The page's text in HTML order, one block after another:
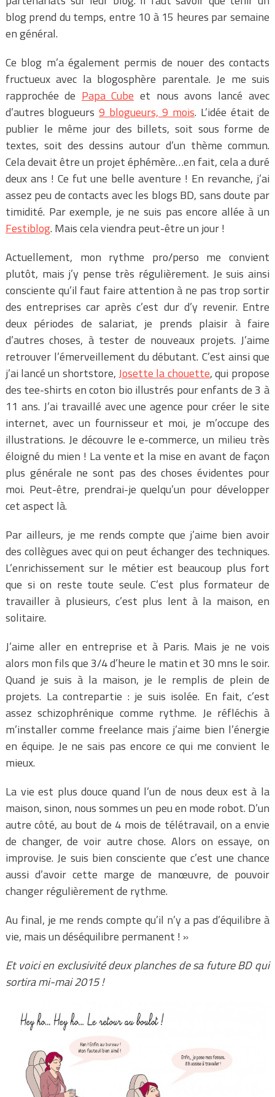
blog prend du temps, entre 10 à 15 heures par semaine
en général.
Ce blog m’a également permis de nouer des contacts
fructueux avec la blogosphère parentale. Je me suis
rapprochée de Papa Cube et nous avons lancé avec
d’autres blogueurs 9 blogueurs, 9 mois. L’idée était de
publier le même jour des billets, soit sous forme de
textes, soit des dessins autour d’un thème commun.
Cela devait être un projet éphémère…en fait, cela a duré
deux ans ! Ce fut une belle aventure ! En revanche, j’ai
assez peu de contacts avec les blogs BD, sans doute par
timidité. Par exemple, je ne suis pas encore allée à un
Festiblog. Mais cela viendra peut-être un jour !
Actuellement, mon rythme pro/perso me convient
plutôt, mais j’y pense très régulièrement. Je suis ainsi
consciente qu’il faut faire attention à ne pas trop sortir
des entreprises car après c’est dur d’y revenir. Entre
deux périodes de salariat, je prends plaisir à faire
d’autres choses, à tester de nouveaux projets. J’aime
retrouver l’émerveillement du débutant. C’est ainsi que
j’ai lancé un shortstore,Josette la chouette, qui propose
des tee-shirts en coton bio illustrés pour enfants de 3 à
11 ans. J’ai travaillé avec une agence pour créer le site
internet, avec un fournisseur et moi, je m’occupe des
illustrations. Je découvre le e-commerce, un milieu très
éloigné du mien ! La vente et la mise en avant de façon
plus générale ne sont pas des choses évidentes pour
moi. Peut-être, prendrai-je quelqu’un pour développer
cet aspect là.
Par ailleurs, je me rends compte que j’aime bien avoir
des collègues avec qui on peut échanger des techniques.
L’enrichissement sur le métier est beaucoup plus fort
que si on reste toute seule. C’est plus formateur de
travailler à plusieurs, c’est plus lent à la maison, en
solitaire.
J’aime aller en entreprise et à Paris. Mais je ne vois
alors mon fils que 3/4 d’heure le matin et 30 mns le soir.
Quand je suis à la maison, je le remplis de plein de
projets. La contrepartie : je suis isolée. En fait, c’est
assez schizophrénique comme rythme. Je réfléchis à
m’installer comme freelance mais j’aime bien l’énergie
en équipe. Je ne sais pas encore ce qui me convient le
mieux.
La vie est plus douce quand l’un de nous deux est à la
maison, sinon, nous sommes un peu en mode robot. D’un
autre côté, au bout de 4 mois de télétravail, on a envie
de changer, de voir autre chose. Alors on essaye, on
improvise. Je suis bien consciente que c’est une chance
aussi d’avoir cette marge de manœuvre, de pouvoir
changer régulièrement de rythme.
Au final, je me rends compte qu’il n’y a pas d’équilibre à
vie, mais un déséquilibre permanent ! »
Et voici en exclusivité deux planches de sa future BD qui
sortira mi-mai 2015 !